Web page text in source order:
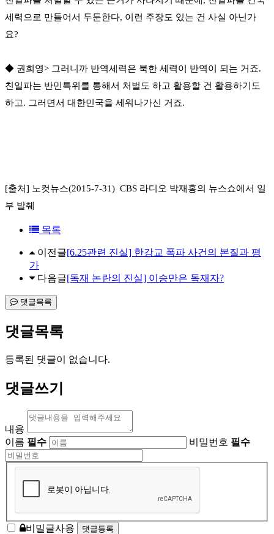
세력으로 만들어서 두둔한다, 이런 주장도 있는 건 사실 아닌가
요?
◆ 권희영> 그러니까 반역세력은 북한 세력이 반역이 되는 거죠.
친일파는 반민특위를 통해서 처벌도 하고 활용할 건 활용하기도
하고. 그러면서 대한민국을 세워나가신 거죠.
[출처] 노컷뉴스(2015-7-31) CBS 라디오 박재홍의 뉴스쇼에서 일
부 발췌
목록
이전글[6.25관련 진실] 한강교 폭파 사건의 본질과 평
가
다음글[독재 논란의 진실] 이승만은 독재자?
댓글목록
댓글목록
등록된 댓글이 없습니다.
댓글쓰기
내용
이름 필수 비밀번호 필수
비밀글사용